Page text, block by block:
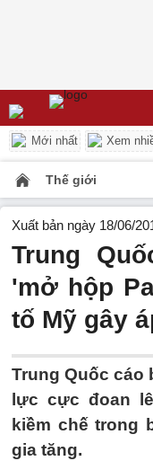
Mới nhất Xem
Thế giới
Xuất bản ngày 18/06/
Trung
'mở hộp
tố Mỹ gây
Trung Quốc cáo
lực cực đoan
kiềm chế trong
gia tăng.